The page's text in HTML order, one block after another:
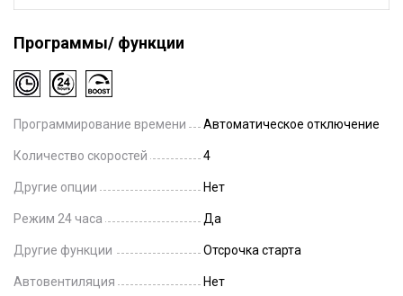
Программы/ функции
Программирование времени Автоматическое отключение
Количество скоростей 4
Другие опции Нет
Режим 24 часа Да
Другие функции Отсрочка старта
Автовентиляция Нет